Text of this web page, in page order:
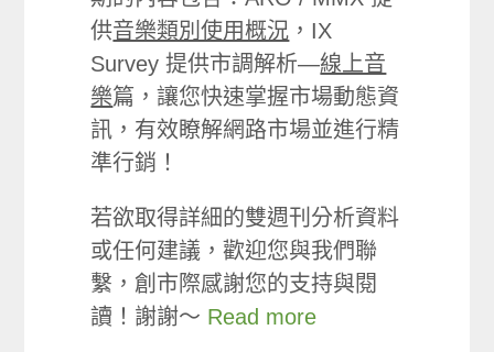
供音樂類別使用概況 ，IX
Survey 提供市調解析—線上音
樂篇，讓您快速掌握市場動態資
訊，有效瞭解網路市場並進行精
準行銷！
若欲取得詳細的雙週刊分析資料
或任何建議，歡迎您與我們聯
繫，創市際感謝您的支持與閱
讀！謝謝～ Read more